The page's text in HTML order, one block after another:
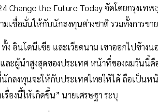
Change the Future Today จัดโดยกรุงเท
เชื่อมั่นให้กับนักลงทุนต่างชาติ รวมทั้งการขา
อินโดนีเซีย และเวียดนาม เขาออกไปข้างน
ละผู้นำสูงสุดของประเทศ หน้าที่ของผมวันนี้
กลงทุนจะให้กับประเทศไทยให้ได้ ถือเป็นห
องนี้ให้เกิดขึ้น” นายเศรษฐา ระบุ